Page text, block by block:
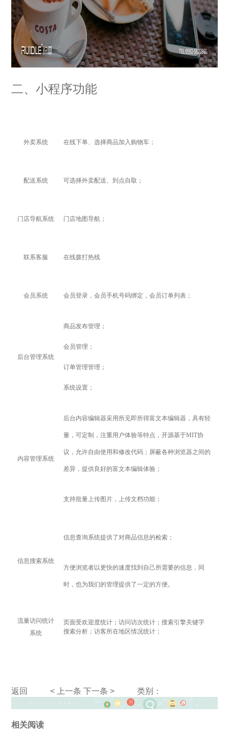
二、小程序功能
外卖系统 在线下单、选择商品加入购物车；
配送系统 可选择外卖配送、到点自取；
门店导航系统 门店地图导航；
联系客服 在线拨打热线
会员系统 会员登录，会员手机号码绑定，会员订单列表；
后台管理系统
商品发布管理；
会员管理；
订单管理管理；
系统设置；
内容管理系统
后台内容编辑器采用所见即所得富文本编辑器，具有轻
量，可定制，注重用户体验等特点，开源基于MIT协
议，允许自由使用和修改代码；屏蔽各种浏览器之间的
差异，提供良好的富文本编辑体验；
支持批量上传图片，上传文档功能；
信息搜索系统
信息查询系统提供了对商品信息的检索；
方便浏览者以更快的速度找到自己所需要的信息，同
时，也为我们的管理提供了一定的方便。
流量访问统计
系统
页面受欢迎度统计；访问访次统计；搜索引擎关键字
搜索分析；访客所在地区情况统计；
返回 < 上一条 下一条 > 类别：
相关阅读